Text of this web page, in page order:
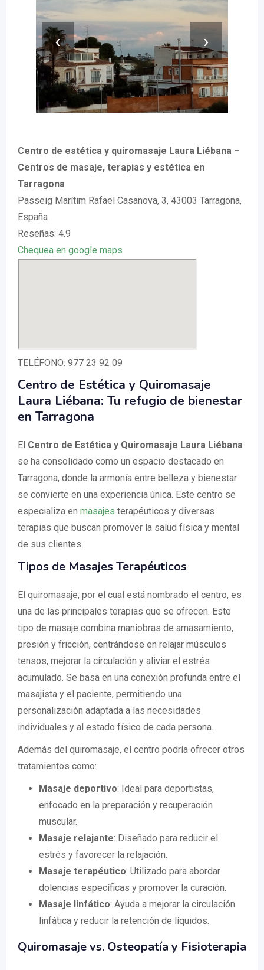
‹ ›
Centro de estética y quiromasaje Laura Liébana –
Centros de masaje, terapias y estética en
Tarragona
Passeig Marítim Rafael Casanova, 3, 43003 Tarragona,
España
Reseñas: 4.9
Chequea en google maps
TELÉFONO: 977 23 92 09
Centro de Estética y Quiromasaje
Laura Liébana: Tu refugio de bienestar
en Tarragona
El Centro de Estética y Quiromasaje Laura Liébana
se ha consolidado como un espacio destacado en
Tarragona, donde la armonía entre belleza y bienestar
se convierte en una experiencia única. Este centro se
especializa en masajes terapéuticos y diversas
terapias que buscan promover la salud física y mental
de sus clientes.
Tipos de Masajes Terapéuticos
El quiromasaje, por el cual está nombrado el centro, es
una de las principales terapias que se ofrecen. Este
tipo de masaje combina maniobras de amasamiento,
presión y fricción, centrándose en relajar músculos
tensos, mejorar la circulación y aliviar el estrés
acumulado. Se basa en una conexión profunda entre el
masajista y el paciente, permitiendo una
personalización adaptada a las necesidades
individuales y al estado físico de cada persona.
Además del quiromasaje, el centro podría ofrecer otros
tratamientos como:
Masaje deportivo: Ideal para deportistas,
enfocado en la preparación y recuperación
muscular.
Masaje relajante: Diseñado para reducir el
estrés y favorecer la relajación.
Masaje terapéutico: Utilizado para abordar
dolencias específicas y promover la curación.
Masaje linfático: Ayuda a mejorar la circulación
linfática y reducir la retención de líquidos.
Quiromasaje vs. Osteopatía y Fisioterapia